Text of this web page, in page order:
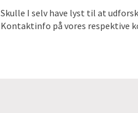
Skulle I selv have lyst til at
Kontaktinfo på vores respektive